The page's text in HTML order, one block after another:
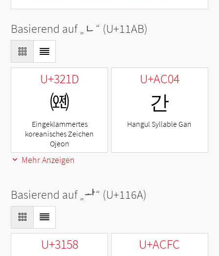
Basierend auf „ ᆫ“ (U+11AB)
U+321D
㈝
Eingeklammertes
koreanisches Zeichen
Ojeon
U+AC04
간
Hangul Syllable Gan
Mehr Anzeigen
Basierend auf „ᅪ“ (U+116A)
U+3158 U+ACFC